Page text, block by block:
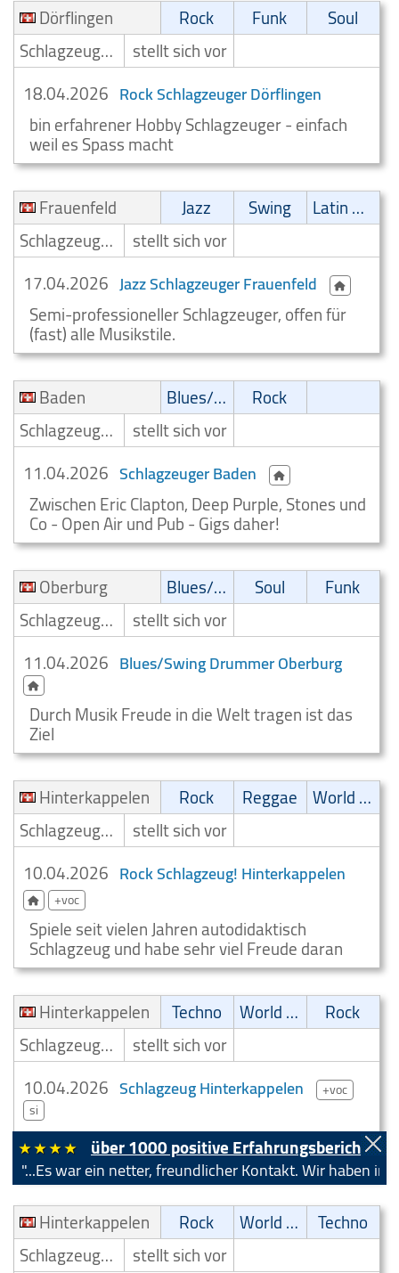
Dörflingen
Rock Funk
Soul
Schlagzeuger/Drummer
stellt sich vor
18.04.2026 Rock Schlagzeuger Dörflingen
bin erfahrener Hobby Schlagzeuger - einfach
weil es Spass macht
Frauenfeld
Jazz Swing
Latin Musik
Schlagzeuger/Drummer
stellt sich vor
17.04.2026 Jazz Schlagzeuger Frauenfeld
Semi-professioneller Schlagzeuger, offen für
(fast) alle Musikstile.
Baden
Blues/Swing
Rock
Schlagzeuger/Drummer
stellt sich vor
11.04.2026 Schlagzeuger Baden
Zwischen Eric Clapton, Deep Purple, Stones und
Co - Open Air und Pub - Gigs daher!
Oberburg
Blues/Swing Soul
Funk
Schlagzeuger/Drummer
stellt sich vor
11.04.2026 Blues/Swing Drummer Oberburg
Durch Musik Freude in die Welt tragen ist das
Ziel
Hinterkappelen
Rock Reggae
World Music
Schlagzeuger/Drummer
stellt sich vor
10.04.2026 Rock Schlagzeug! Hinterkappelen
+voc
Spiele seit vielen Jahren autodidaktisch
Schlagzeug und habe sehr viel Freude daran
Hinterkappelen
Techno World Music
Rock
Schlagzeuger/Drummer
stellt sich vor
10.04.2026 Schlagzeug Hinterkappelen
+voc
si
Ich spiele seit langer Zeit autodidaktisch
Schlagzeug und habe grosse Freude daran
Hinterkappelen
Rock World Music
Techno
Schlagzeuger/Drummer
stellt sich vor
über 1000 positive Erfahrungsberichte!
ein netter, freundlicher Kontakt. Wir haben im